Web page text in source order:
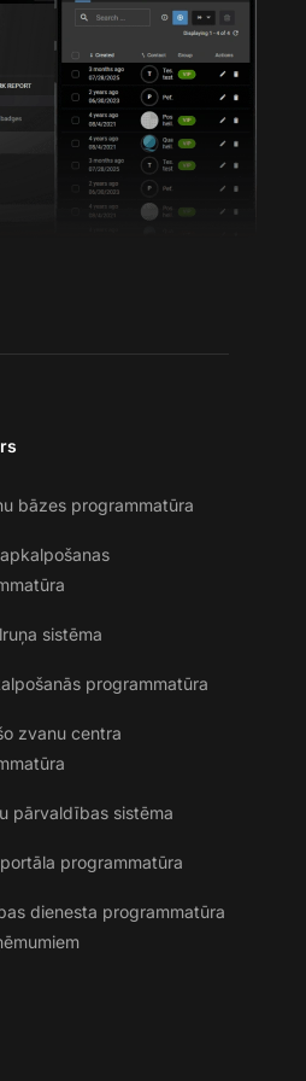
bāzes programmatūra
sistēma
programmatūra
zvanu centra
pārvaldības sistēma
programmatūra
dienesta programmatūra